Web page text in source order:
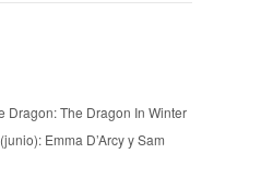
Dragon: The Dragon In Winter
Emma D’Arcy y Sam